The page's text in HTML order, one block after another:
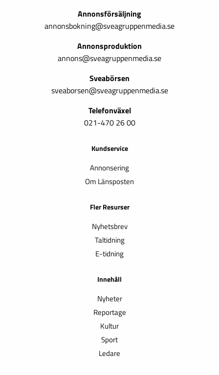
Annonsförsäljning
annonsbokning@sveagruppenmedia.se
Annonsproduktion
annons@sveagruppenmedia.se
Sveabörsen
sveaborsen@sveagruppenmedia.se
Telefonväxel
021-470 26 00
Kundservice
Annonsering
Om Länsposten
Fler Resurser
Nyhetsbrev
Taltidning
E-tidning
Innehåll
Nyheter
Reportage
Kultur
Sport
Ledare